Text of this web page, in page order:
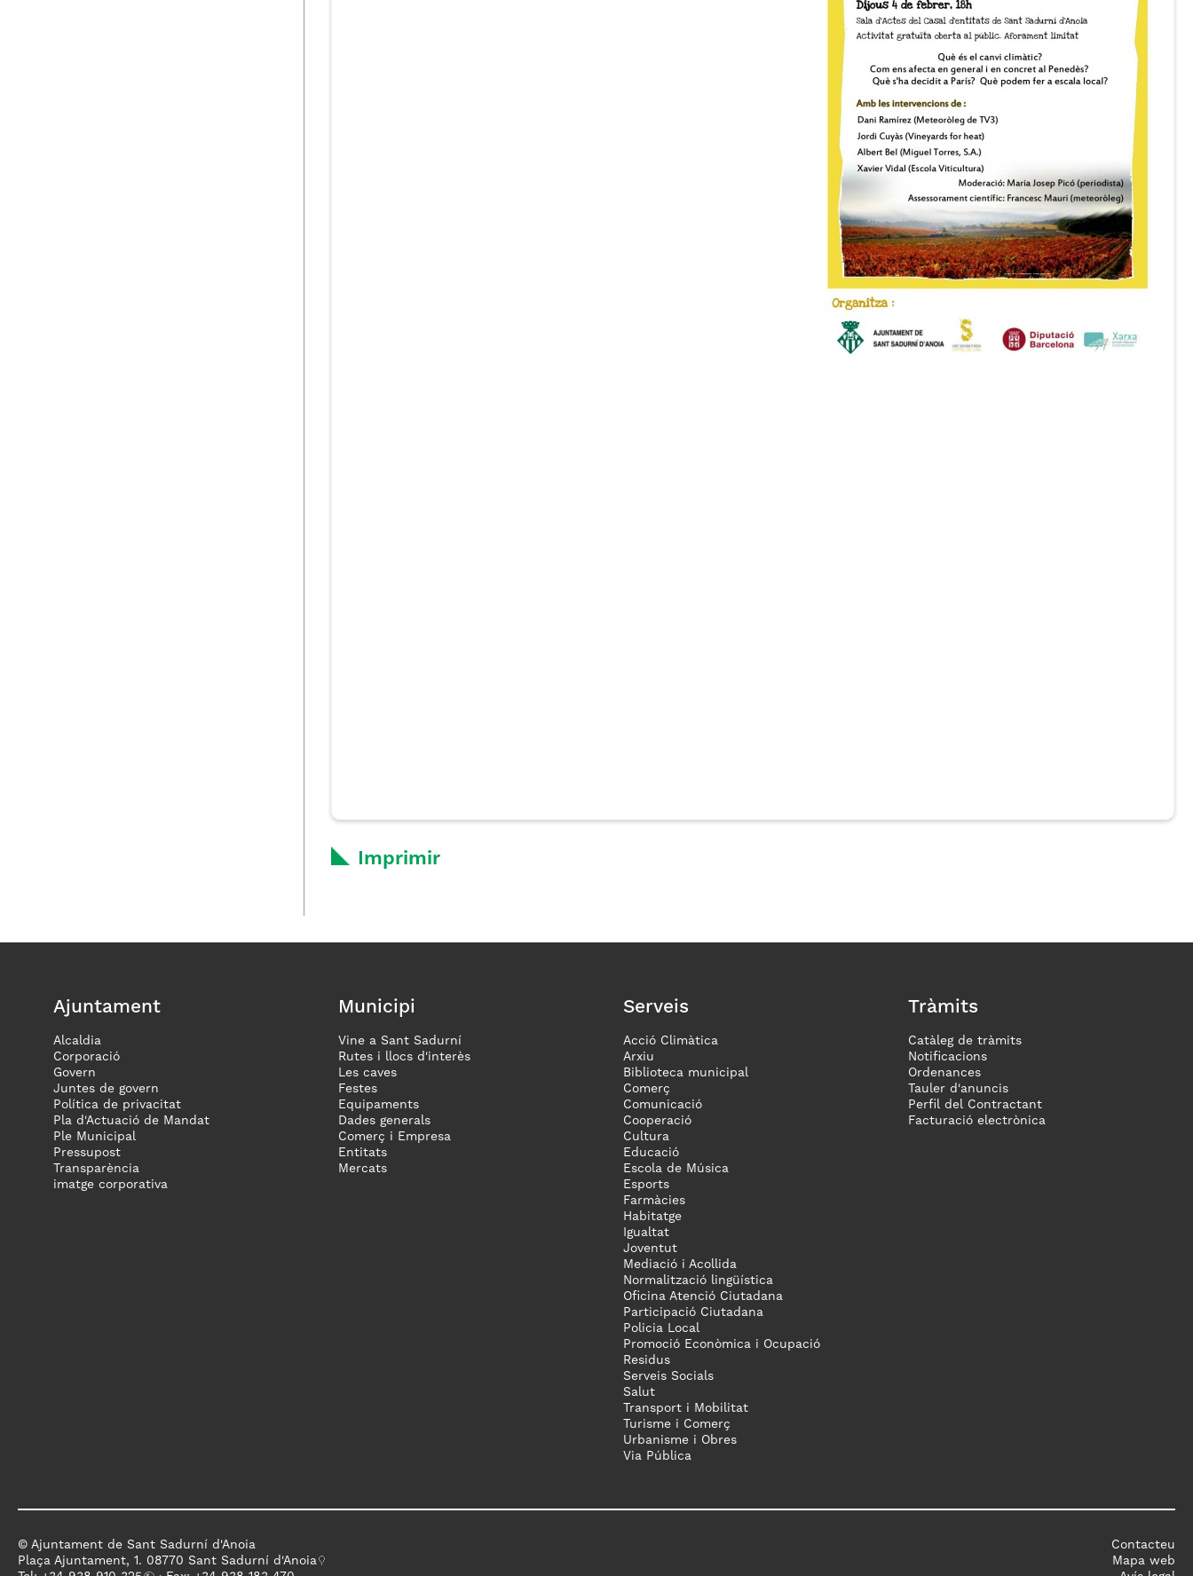
Imprimir
Ajuntament
Alcaldia
Corporació
Govern
Juntes de govern
Política de privacitat
Pla d'Actuació de Mandat
Ple Municipal
Pressupost
Transparència
imatge corporativa
Municipi
Vine a Sant Sadurní
Rutes i llocs d'interès
Les caves
Festes
Equipaments
Dades generals
Comerç i Empresa
Entitats
Mercats
Serveis
Acció Climàtica
Arxiu
Biblioteca municipal
Comerç
Comunicació
Cooperació
Cultura
Educació
Escola de Música
Esports
Farmàcies
Habitatge
Igualtat
Joventut
Mediació i Acollida
Normalització lingüística
Oficina Atenció Ciutadana
Participació Ciutadana
Policia Local
Promoció Econòmica i Ocupació
Residus
Serveis Socials
Salut
Transport i Mobilitat
Turisme i Comerç
Urbanisme i Obres
Via Pública
Tràmits
Catàleg de tràmits
Notificacions
Ordenances
Tauler d'anuncis
Perfil del Contractant
Facturació electrònica
© Ajuntament de Sant Sadurní d'Anoia
Plaça Ajuntament, 1. 08770 Sant Sadurní d'Anoia
Contacteu
Mapa web